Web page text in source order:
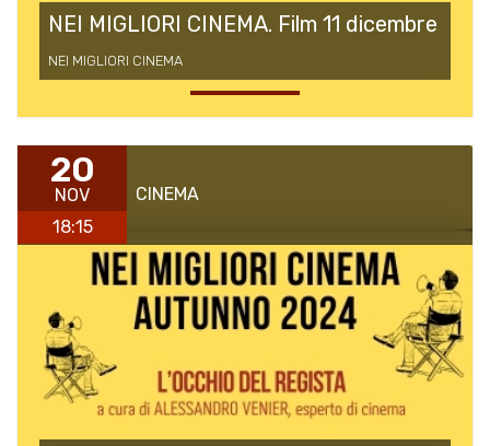
NEI MIGLIORI CINEMA. Film 11 dicembre
NEI MIGLIORI CINEMA
20
NOV
18:15
CINEMA